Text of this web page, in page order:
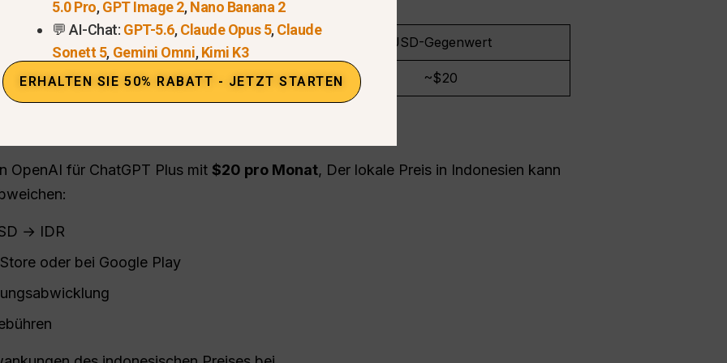
Preis in Indonesien (IDR) USD-Gegenwert
~ 299.000 IDR/ Monat ~$20
OpenAI für ChatGPT Plus mit $20 pro Monat, Der lokale Preis in Indonesien kann
→ IDR
oder bei Google Play
5.0 Pro,GPT Image 2,Nano Banana 2
💬 AI-Chat: GPT-5.6,Claude Opus 5,Claude
Sonett 5, Gemini Omni,Kimi K3
ERHALTEN SIE 50% RABATT - JETZT STARTEN